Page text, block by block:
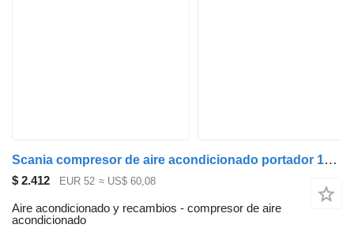
Scania compresor de aire acondicionado portador 1900380 para Scania R440 cabeza tractora
$ 2.412 EUR 52 ≈ US$ 60,08
Aire acondicionado y recambios - compresor de aire
acondicionado